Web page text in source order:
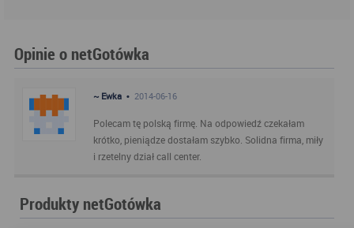
Opinie o netGotówka
~ Ewka • 2014-06-16
Polecam tę polską firmę. Na odpowiedź czekałam
krótko, pieniądze dostałam szybko. Solidna firma, miły
i rzetelny dział call center.
Produkty netGotówka